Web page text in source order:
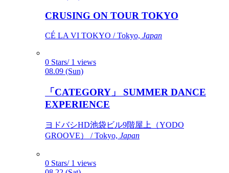
CRUSING ON TOUR TOKYO
CÉ LA VI TOKYO / Tokyo, Japan
0 Stars/ 1 views
08.09 (Sun)
「CATEGORY」 SUMMER DANCE
EXPERIENCE
ヨドバシHD池袋ビル9階屋上（YODO
GROOVE） / Tokyo, Japan
0 Stars/ 1 views